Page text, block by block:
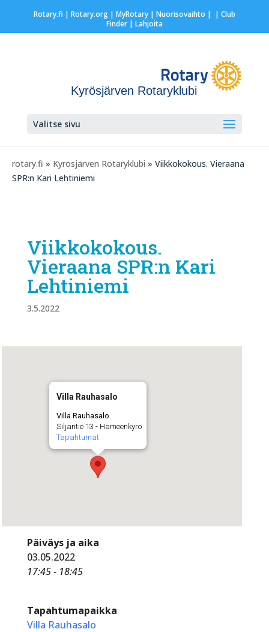
Rotary.fi | Rotary.org| MyRotary | Nuorisovaihto | | Club
Finder| Lahjoita
Kyrösjärven Rotaryklubi
Valitse sivu
rotary.fi » Kyrösjärven Rotaryklubi » Viikkokokous. Vieraana
SPR:n Kari Lehtiniemi
Viikkokokous.
Vieraana SPR:n Kari
Lehtiniemi
3.5.2022
Villa Rauhasalo
Villa Rauhasalo
Siljantie 13 - Hämeenkyrö
Tapahtumat
Päiväys ja aika
03.05.2022
17:45 - 18:45
Tapahtumapaikka
Villa Rauhasalo